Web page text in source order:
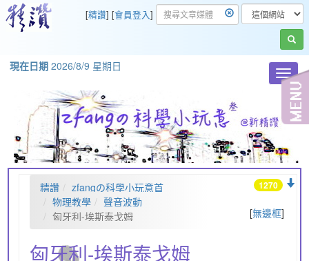
[精讚] [會員登入]
現在日期 2026/8/9 星期日
[無邊框]
精讚
zfangの科學小玩意首
頁
物理教學
聲音波動
匈牙利-埃斯泰戈姆
1270
匈牙利-埃斯泰戈姆